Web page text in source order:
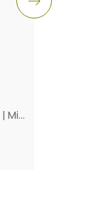
| Microcar